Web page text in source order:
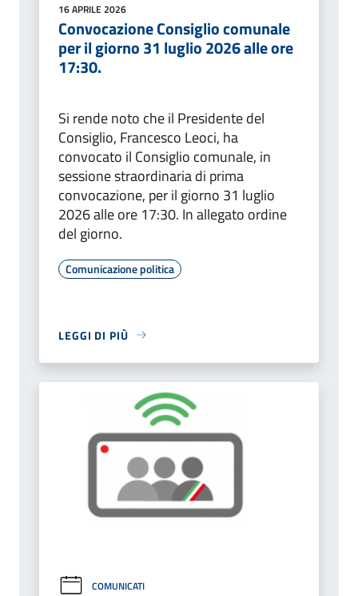
16 APRILE 2026
Convocazione Consiglio comunale
per il giorno 31 luglio 2026 alle ore
17:30.
Si rende noto che il Presidente del
Consiglio, Francesco Leoci, ha
convocato il Consiglio comunale, in
sessione straordinaria di prima
convocazione, per il giorno 31 luglio
2026 alle ore 17:30. In allegato ordine
del giorno.
Comunicazione politica
LEGGI DI PIÙ
COMUNICATI